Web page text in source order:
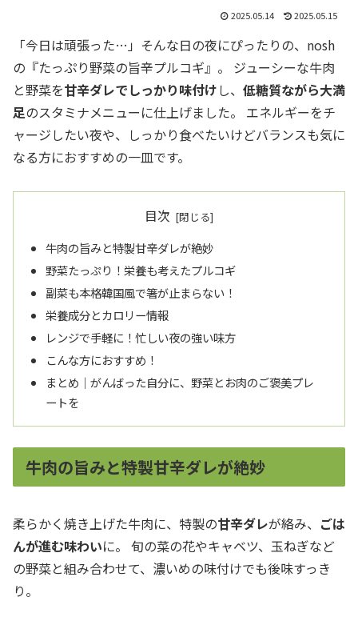
2025.05.14 2025.05.15
「今日は頑張った…」そんな日の夜にぴったりの、nosh
の『たっぷり野菜の旨辛プルコギ』。 ジューシーな牛肉
と野菜を甘辛ダレでしっかり味付けし、 低糖質ながら大満
足のスタミナメニューに仕上げました。 エネルギーをチ
ャージしたい夜や、しっかり食べたいけどバランスも気に
なる方におすすめの一皿です。
目次
牛肉の旨みと特製甘辛ダレが絶妙
野菜たっぷり！栄養も考えたプルコギ
副菜も本格韓国風で箸が止まらない！
栄養成分とカロリー情報
レンジで手軽に！忙しい夜の強い味方
こんな方におすすめ！
まとめ｜がんばった自分に、野菜とお肉のご褒美プレ
ートを
牛肉の旨みと特製甘辛ダレが絶妙
柔らかく焼き上げた牛肉に、特製の甘辛ダレが絡み、 ごは
んが進む味わいに。 旬の菜の花やキャベツ、玉ねぎなど
の野菜と組み合わせて、濃いめの味付けでも後味すっき
り。